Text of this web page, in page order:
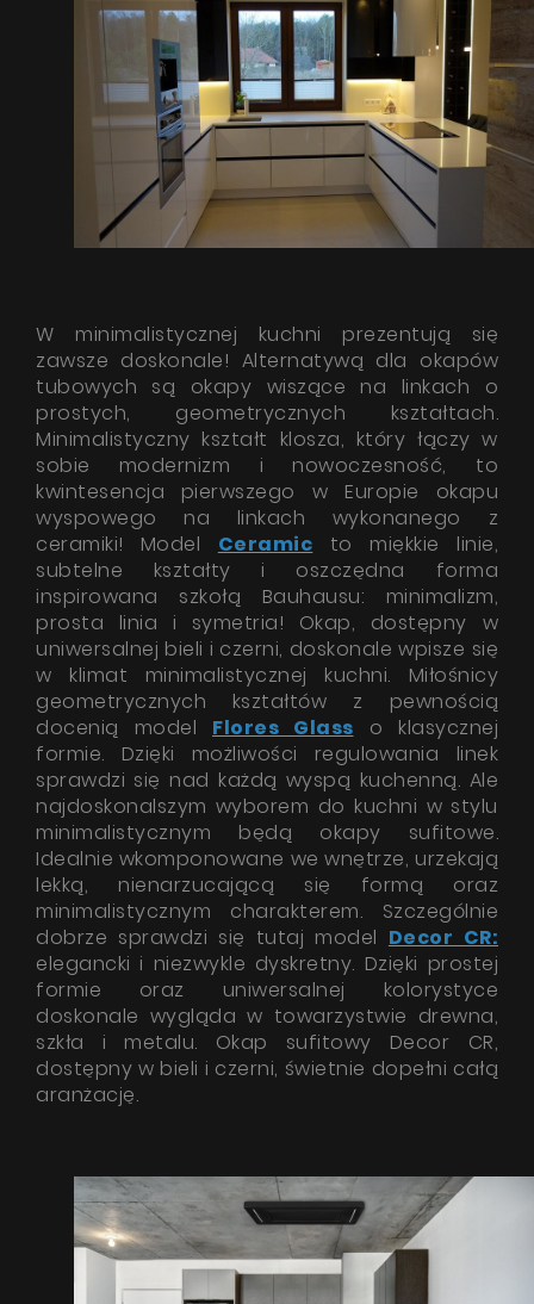
Produkty
Strefa architekta
Wsparcie techniczne
Gdzie kupić
Inspiracje
Promocje
Współpraca
Kontakt
W minimalistycznej kuchni prezentują się
zawsze doskonale! Alternatywą dla okapów
tubowych są okapy wiszące na linkach o
prostych, geometrycznych kształtach.
Minimalistyczny kształt klosza, który łączy w
sobie modernizm i nowoczesność, to
kwintesencja pierwszego w Europie okapu
wyspowego na linkach wykonanego z
ceramiki! Model Ceramic to miękkie linie,
subtelne kształty i oszczędna forma
inspirowana szkołą Bauhausu: minimalizm,
prosta linia i symetria! Okap, dostępny w
uniwersalnej bieli i czerni, doskonale wpisze się
w klimat minimalistycznej kuchni. Miłośnicy
geometrycznych kształtów z pewnością
docenią model Flores Glass o klasycznej
formie. Dzięki możliwości regulowania linek
sprawdzi się nad każdą wyspą kuchenną. Ale
najdoskonalszym wyborem do kuchni w stylu
minimalistycznym będą okapy sufitowe.
Idealnie wkomponowane we wnętrze, urzekają
lekką, nienarzucającą się formą oraz
minimalistycznym charakterem. Szczególnie
dobrze sprawdzi się tutaj model Decor CR:
elegancki i niezwykle dyskretny. Dzięki prostej
formie oraz uniwersalnej kolorystyce
doskonale wygląda w towarzystwie drewna,
szkła i metalu. Okap sufitowy Decor CR,
dostępny w bieli i czerni, świetnie dopełni całą
aranżację.